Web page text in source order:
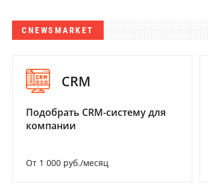
CNEWSMARKET
CRM
Подобрать CRM-систему для
компании
От 1 000 руб./месяц